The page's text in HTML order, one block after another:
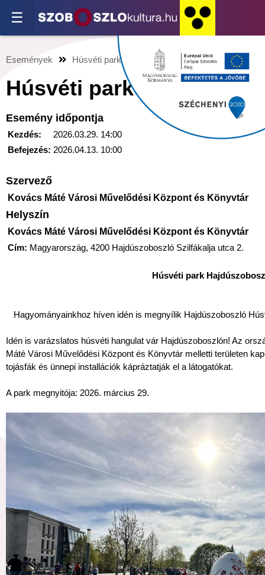
☰
Események Húsvéti park
Húsvéti park
Esemény időpontja
Kezdés:
2026.03.29. 14:00
Befejezés: 2026.04.13. 10:00
Szervező
Kovács Máté Városi Művelődési Központ és Könyvtár
Helyszín
Kovács Máté Városi Művelődési Központ és Könyvtár
Cím: Magyarország, 4200 Hajdúszoboszló Szilfákalja utca 2.
Húsvéti park
Hagyományainkhoz híven idén is megnyílik Hajdúszoboszló
Idén is varázslatos húsvéti hangulat vár Hajdúszoboszlón! Az
Máté Városi Művelődési Központ és Könyvtár melletti területen
tojásfák és ünnepi installációk kápráztatják el a látogatókat.
A park megnyitója: 2026. március 29.